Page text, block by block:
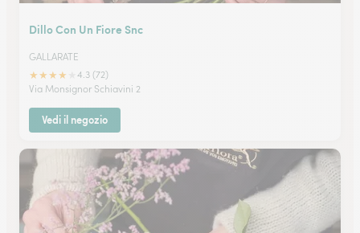
Dillo Con Un Fiore Snc
GALLARATE
★★★★
4.3 (72)
Via Monsignor Schiavini 2
Vedi il negozio